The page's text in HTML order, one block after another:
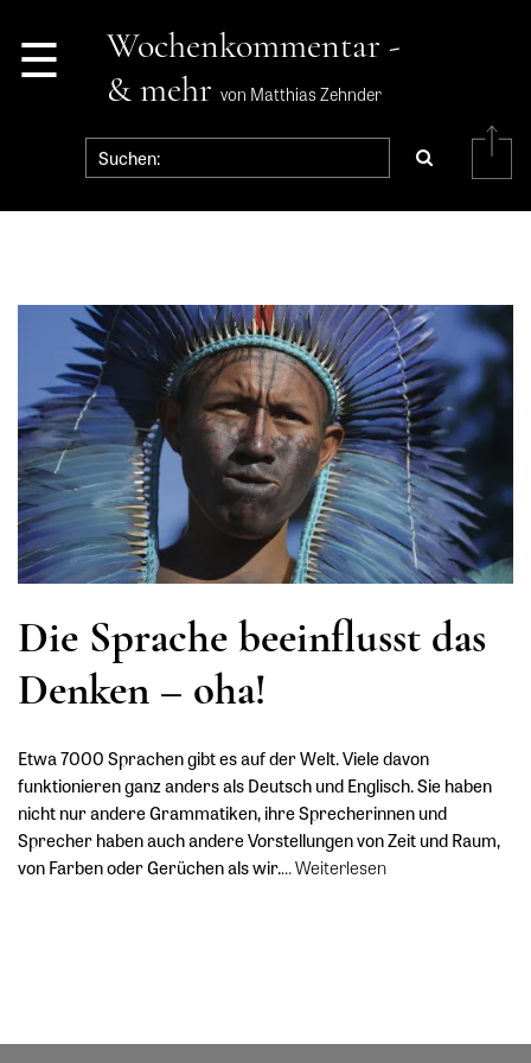
☰
Wochenkommentar -
& mehr von Matthias Zehnder
Die Sprache beeinflusst das
Denken – oha!
Etwa 7000 Sprachen gibt es auf der Welt. Viele davon
funktionieren ganz anders als Deutsch und Englisch. Sie haben
nicht nur andere Grammatiken, ihre Sprecherinnen und
Sprecher haben auch andere Vorstellungen von Zeit und Raum,
von Farben oder Gerüchen als wir.…Weiterlesen